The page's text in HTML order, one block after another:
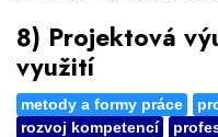
8) Projektová
využití
metody a formy práce
rozvoj kompetencí